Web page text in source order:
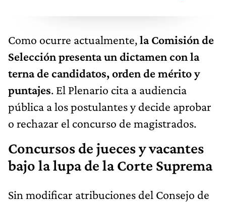
Como ocurre actualmente,la Comisión de
Selección presenta un dictamen con la
terna de candidatos, orden de mérito y
puntajes. El Plenario cita a audiencia
pública a los postulantes y decide aprobar
o rechazar el concurso de magistrados.
Concursos de jueces y vacantes
bajo la lupa de la Corte Suprema
Sin modificar atribuciones del Consejo de